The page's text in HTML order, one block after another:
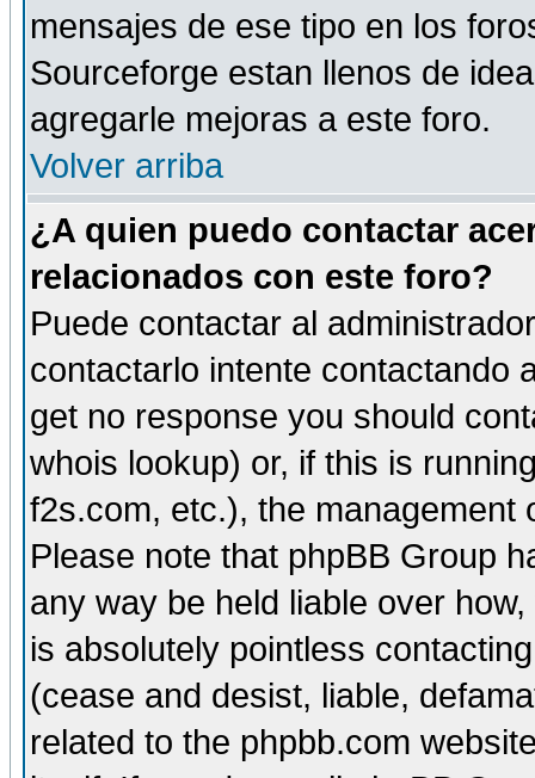
mensajes de ese tipo en los
Sourceforge estan llenos de
agregarle mejoras a este foro.
Volver arriba
¿A quien puedo contactar
relacionados con este foro?
Puede contactar al
contactarlo intente contactando
get no response you should
whois lookup) or, if this is
f2s.com, etc.), the management
Please note that phpBB Group
any way be held liable over
is absolutely pointless
(cease and desist, liable,
related to the phpbb.com